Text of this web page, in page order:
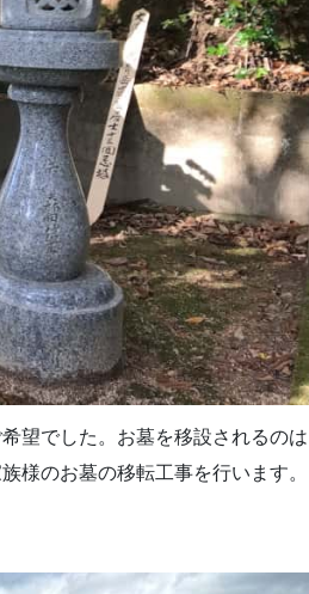
望でした。お墓を移設されるのは
様のお墓の移転工事を行います。